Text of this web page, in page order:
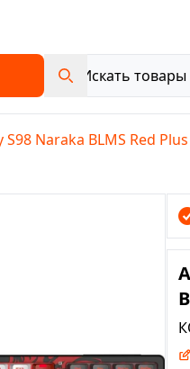
S98 Naraka BLMS Red